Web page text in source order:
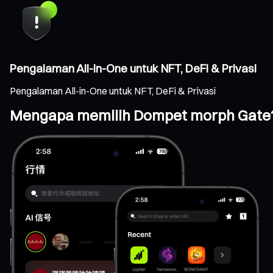
Pengalaman All-in-One untuk NFT, DeFi & Privasi
Pengalaman All-in-One untuk NFT, DeFi & Privasi
Mengapa memilih Dompet morph